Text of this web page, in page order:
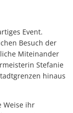
Event.
Besuch der
Miteinander
Stefanie
hinaus
Weise ihr